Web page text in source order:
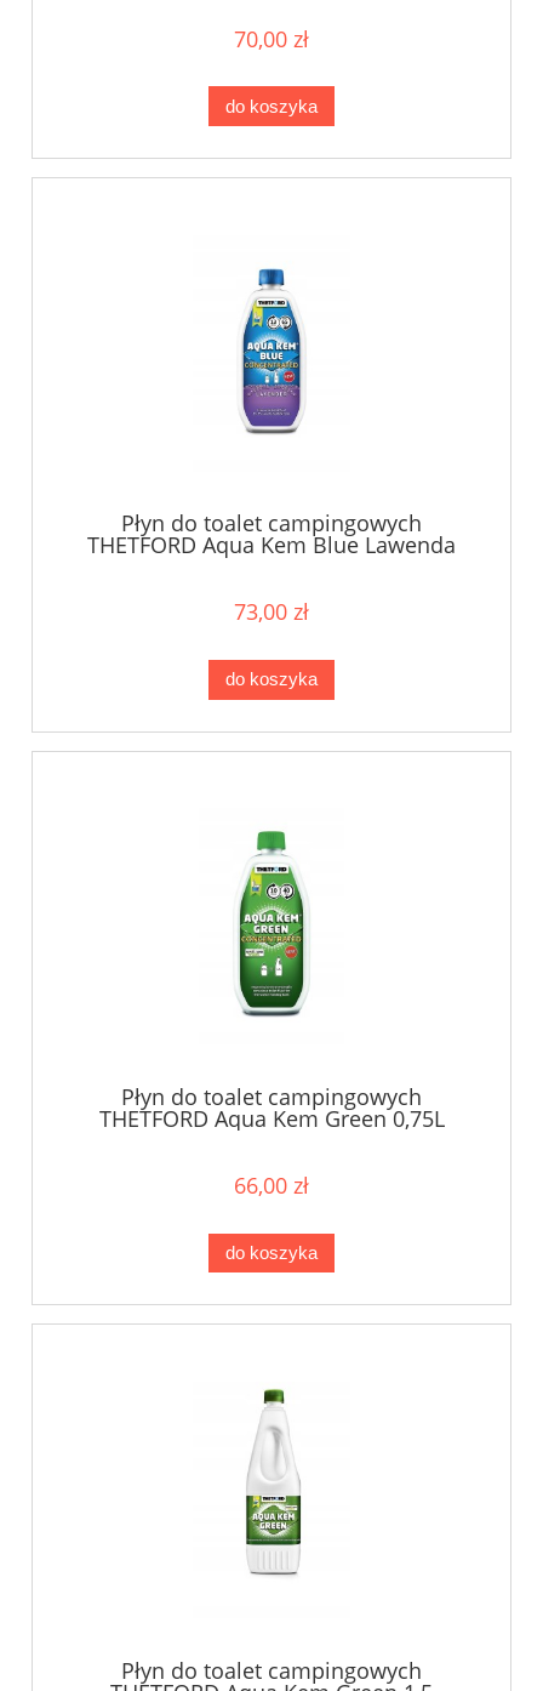
70,00 zł
do koszyka
Płyn do toalet campingowych
THETFORD Aqua Kem Blue Lawenda
73,00 zł
do koszyka
Płyn do toalet campingowych
THETFORD Aqua Kem Green 0,75L
66,00 zł
do koszyka
Płyn do toalet campingowych